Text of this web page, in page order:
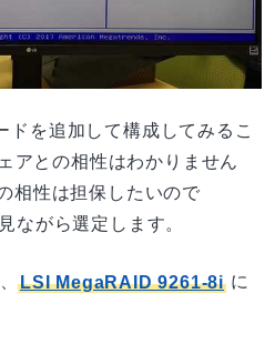
ドを追加して構成してみるこ
アとの相性はわかりません
相性は担保したいので
ながら選定します。
LSI MegaRAID 9261-8iに